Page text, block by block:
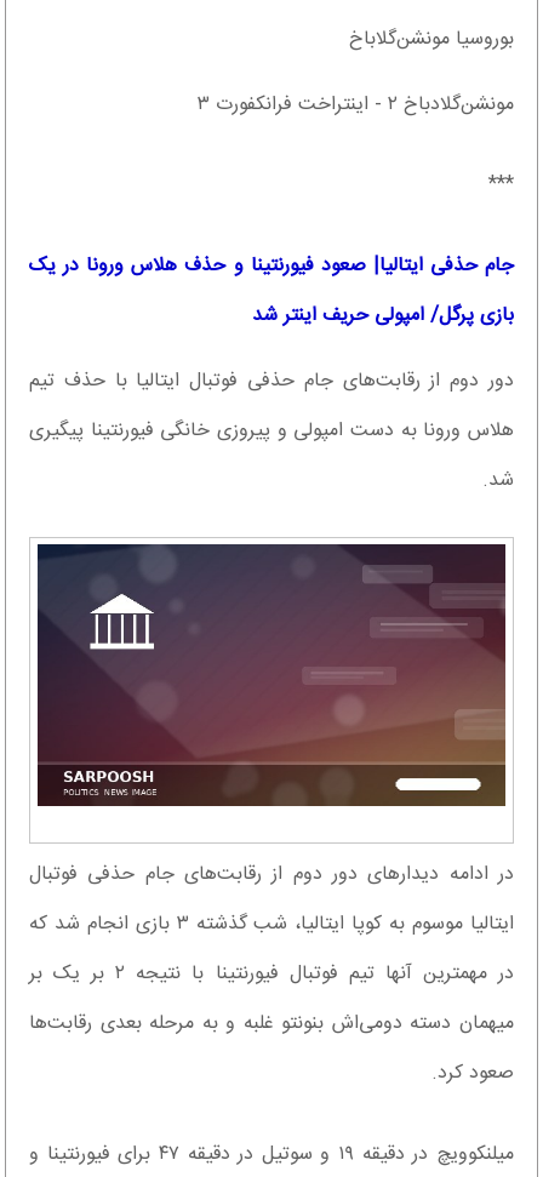
بوروسیا مونشن‌گلاباخ
مونشن‌گلادباخ ۲ - اینتراخت فرانکفورت ۳
***
جام حذفی ایتالیا| صعود فیورنتینا و حذف هلاس ورونا در یک
بازی پرگل/ امپولی حریف اینتر شد
دور دوم از رقابت‌های جام حذفی فوتبال ایتالیا با حذف تیم
هلاس ورونا به دست امپولی و پیروزی خانگی فیورنتینا پیگیری
شد.
در ادامه دیدارهای دور دوم از رقابت‌های جام حذفی فوتبال
ایتالیا موسوم به کوپا ایتالیا، شب گذشته ۳ بازی انجام شد که
در مهمترین آنها تیم فوتبال فیورنتینا با نتیجه ۲ بر یک بر
میهمان دسته دومی‌اش بنونتو غلبه و به مرحله بعدی رقابت‌ها
صعود کرد.
میلنکوویچ در دقیقه ۱۹ و سوتیل در دقیقه ۴۷ برای فیورنتینا و